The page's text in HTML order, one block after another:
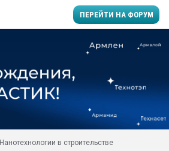
ПЕРЕЙТИ НА ФОРУМ
заводу пластмасс"
Помощь в подборе
Нанотехнологии в строительстве